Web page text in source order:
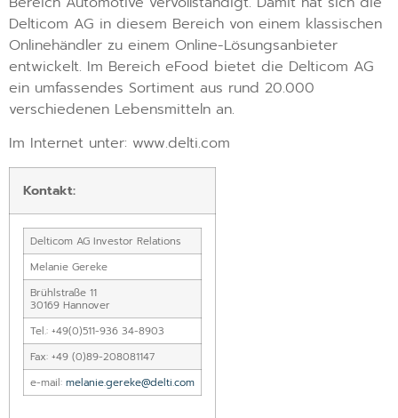
Delticom AG in diesem Bereich von einem klassischen
Onlinehändler zu einem Online-Lösungsanbieter
entwickelt. Im Bereich eFood bietet die Delticom AG
ein umfassendes Sortiment aus rund 20.000
verschiedenen Lebensmitteln an.
Im Internet unter: www.delti.com
Kontakt:
Delticom AG Investor Relations
Melanie Gereke
Brühlstraße 11
30169 Hannover
Tel.: +49(0)511-936 34-8903
Fax: +49 (0)89-208081147
e-mail: melanie.gereke@delti.com